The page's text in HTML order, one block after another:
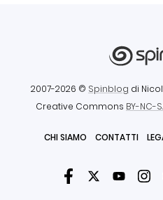
2007-2026 © Spinblog di
Creative Commons BY-NC-
CHI SIAMO CONTATTI